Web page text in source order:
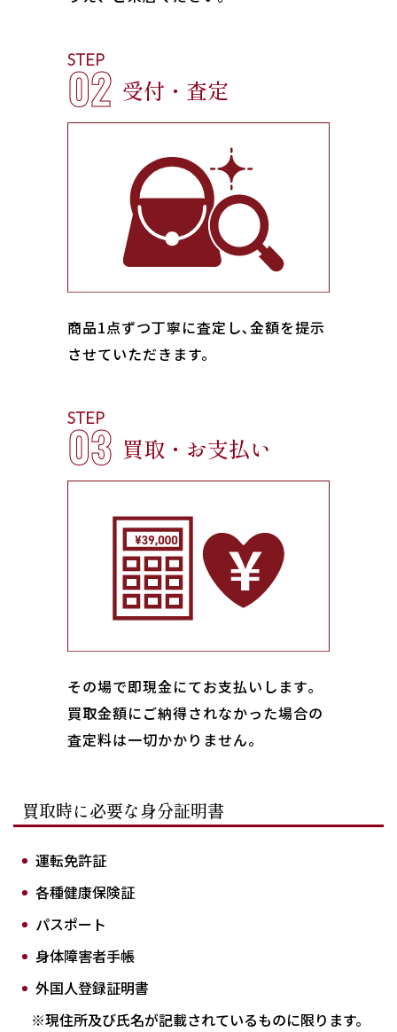
STEP
02 受付・査定
商品1点ずつ丁寧に査定し､金額を提示
させていただきます。
STEP
03 買取・お支払い
その場で即現金にてお支払いします｡
買取金額にご納得されなかった場合の
査定料は一切かかりません。
買取時に必要な身分証明書
運転免許証
各種健康保険証
パスポート
身体障害者手帳
外国人登録証明書
※現住所及び氏名が記載されているものに限ります。